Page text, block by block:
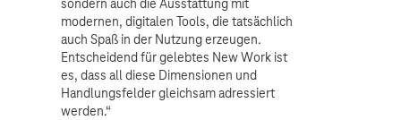
sondern auch die Ausstattung mit
modernen, digitalen Tools, die tatsächlich
auch Spaß in der Nutzung erzeugen.
Entscheidend für gelebtes New Work ist
es, dass all diese Dimensionen und
Handlungsfelder gleichsam adressiert
werden.“